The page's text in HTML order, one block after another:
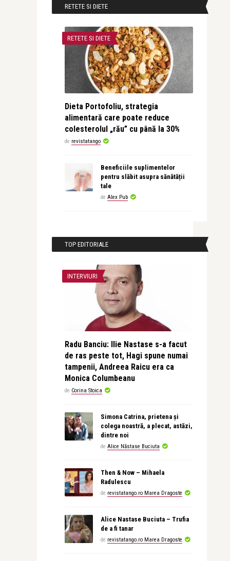
RETETE SI DIETE
RETETE SI DIETE
Dieta Portofoliu, strategia
alimentară care poate reduce
colesterolul „rău” cu până la 30%
de revistatango
Beneficiile suplimentelor
pentru slăbit asupra sănătății
tale
de Alex Pub
TOP EDITORIALE
INTERVIURI
Radu Banciu: Ilie Nastase s-a facut
de ras peste tot, Hagi spune numai
tampenii, Andreea Raicu era ca
Monica Columbeanu
de Corina Stoica
Simona Catrina, prietena și
colega noastră, a plecat, astăzi,
dintre noi
de Alice Năstase Buciuta
Then & Now – Mihaela
Radulescu
de revistatango.ro Marea Dragoste
Alice Nastase Buciuta – Trufia
de a fi tanar
de revistatango.ro Marea Dragoste